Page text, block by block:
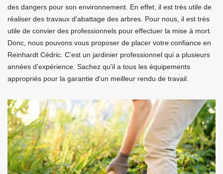
des dangers pour son environnement. En effet, il est très utile de
réaliser des travaux d'abattage des arbres. Pour nous, il est très
utile de convier des professionnels pour effectuer la mise à mort.
Donc, nous pouvons vous proposer de placer votre confiance en
Reinhardt Cédric. C'est un jardinier professionnel qui a plusieurs
années d'expérience. Sachez qu'il a tous les équipements
appropriés pour la garantie d'un meilleur rendu de travail.